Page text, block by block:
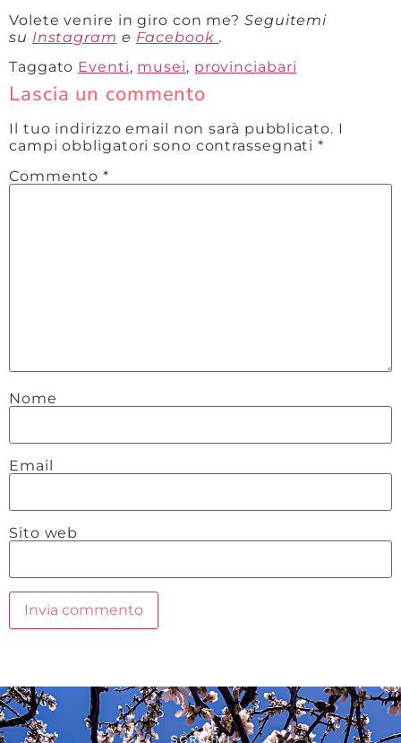
Volete venire in giro con me? Seguitemi
su Instagram e Facebook .
Taggato Eventi, musei, provinciabari
Lascia un commento
Il tuo indirizzo email non sarà pubblicato. I
campi obbligatori sono contrassegnati*
Commento*
Nome
Email
Sito web
SCRIVIMI